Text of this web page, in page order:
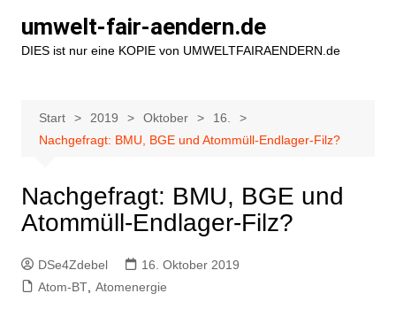
Inhalt
springen
umwelt-fair-aendern.de
DIES ist nur eine KOPIE von UMWELTFAIRAENDERN.de
Start 2019 Oktober
16.
Nachgefragt: BMU, BGE und Atommüll-Endlager-Filz?
Nachgefragt: BMU, BGE und
Atommüll-Endlager-Filz?
DSe4Zdebel
16. Oktober 2019
Atom-BT, Atomenergie